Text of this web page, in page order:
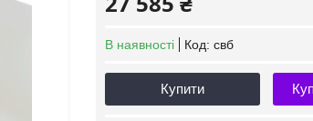
В наявності Код: свб
Купити